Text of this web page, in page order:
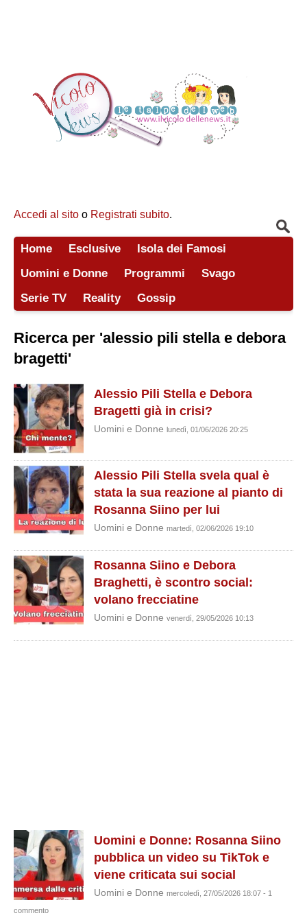
Accedi al sito o Registrati subito.
Home Esclusive
Isola dei Famosi
Uomini e Donne
Programmi
Svago
Serie TV
Reality Gossip
Ricerca per 'alessio pili stella e debora
bragetti'
Alessio Pili Stella e Debora
Bragetti già in crisi?
Uomini e Donne lunedì, 01/06/2026 20:25
Alessio Pili Stella svela qual è
stata la sua reazione al pianto di
Rosanna Siino per lui
Uomini e Donne martedì, 02/06/2026 19:10
Rosanna Siino e Debora
Braghetti, è scontro social:
volano frecciatine
Uomini e Donne venerdì, 29/05/2026 10:13
Uomini e Donne: Rosanna Siino
pubblica un video su TikTok e
viene criticata sui social
Uomini e Donne mercoledì, 27/05/2026 18:07 - 1
commento